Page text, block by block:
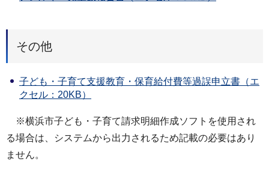
その他
子ども・子育て支援教育・保育給付費等過誤申立書（エ
クセル：20KB）
※横浜市子ども・子育て請求明細作成ソフトを使用され
る場合は、システムから出力されるため記載の必要はあり
ません。